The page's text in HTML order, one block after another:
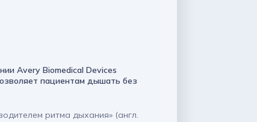
Avery Biomedical Devices
пациентам дышать без
ритма дыхания» (англ.